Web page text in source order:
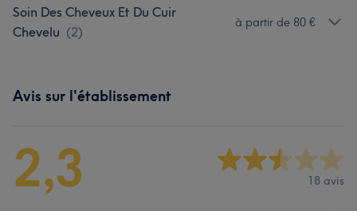
Soin Des Cheveux Et Du Cuir
Chevelu (2)
à partir de 80 €
Avis sur l'établissement
2,3 18 avis